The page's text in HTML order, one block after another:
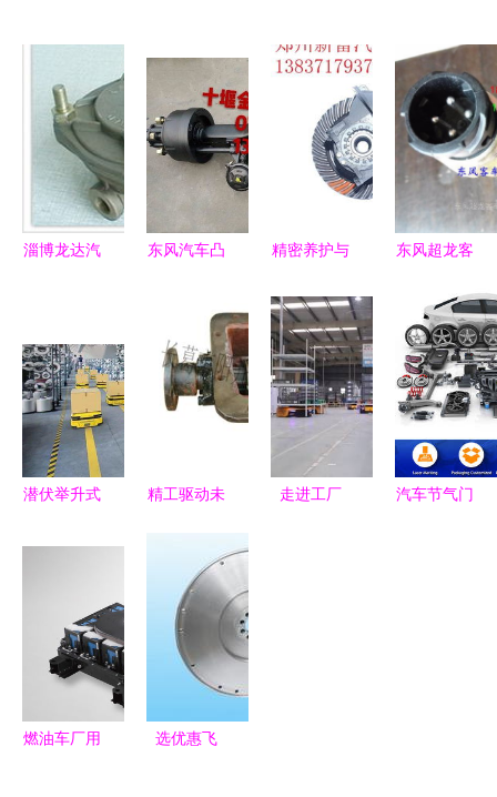
淄博龙达汽
东风汽车凸
应 品质与
现货双重保
障，引领汽
车配件市场
精密养护与
从宇通客车
制动鼓到农
用车辆轮毂
的全景导读
东风超龙客
度解析 从
工作原理到
适配检修要
点
潜伏举升式
用
精工驱动未
跃升汽车液
压配件厂的
品质之路
走进工厂
汽车节气门
燃油车厂用
选优惠飞